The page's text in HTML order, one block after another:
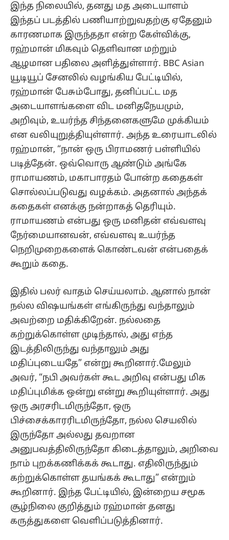
இந்த நிலையில், தனது மத அடையாளம்
இந்தப் படத்தில் பணியாற்றுவதற்கு ஏதேனும்
காரணமாக இருந்ததா என்ற கேள்விக்கு,
ரஹ்மான் மிகவும் தெளிவான மற்றும்
ஆழமான பதிலை அளித்துள்ளார். BBC Asian
யூடியூப் சேனலில் வழங்கிய பேட்டியில்,
ரஹ்மான் பேசும்போது, தனிப்பட்ட மத
அடையாளங்களை விட மனிதநேயமும்,
அறிவும், உயர்ந்த சிந்தனைகளுமே முக்கியம்
என வலியுறுத்தியுள்ளார். அந்த உரையாடலில்
ரஹ்மான், “நான் ஒரு பிராமணர் பள்ளியில்
படித்தேன். ஒவ்வொரு ஆண்டும் அங்கே
ராமாயணம், மகாபாரதம் போன்ற கதைகள்
சொல்லப்படுவது வழக்கம். அதனால் அந்தக்
கதைகள் எனக்கு நன்றாகத் தெரியும்.
ராமாயணம் என்பது ஒரு மனிதன் எவ்வளவு
நேர்மையானவன், எவ்வளவு உயர்ந்த
நெறிமுறைகளைக் கொண்டவன் என்பதைக்
கூறும் கதை.
இதில் பலர் வாதம் செய்யலாம். ஆனால் நான்
நல்ல விஷயங்கள் எங்கிருந்து வந்தாலும்
அவற்றை மதிக்கிறேன். நல்லதை
கற்றுக்கொள்ள முடிந்தால், அது எந்த
இடத்திலிருந்து வந்தாலும் அது
மதிப்புடையதே” என்று கூறினார்.மேலும்
அவர், “நபி அவர்கள் கூட அறிவு என்பது மிக
மதிப்புமிக்க ஒன்று என்று கூறியுள்ளார். அது
ஒரு அரசரிடமிருந்தோ, ஒரு
பிச்சைக்காரரிடமிருந்தோ, நல்ல செயலில்
இருந்தோ அல்லது தவறான
அனுபவத்திலிருந்தோ கிடைத்தாலும், அறிவை
நாம் புறக்கணிக்கக் கூடாது. எதிலிருந்தும்
கற்றுக்கொள்ள தயங்கக் கூடாது” என்றும்
கூறினார். இந்த பேட்டியில், இன்றைய சமூக
சூழ்நிலை குறித்தும் ரஹ்மான் தனது
கருத்துகளை வெளிப்படுத்தினார்.